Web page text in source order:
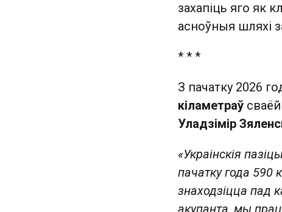
захапіць яго як
асноўныя шляхі
* * *
З пачатку 2026
кіламетраў
Уладзімір
«Украінскія
пачатку года 590
знаходзіцца пад
акупанта, мы